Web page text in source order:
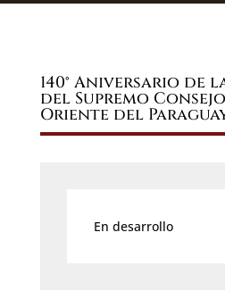
140° Aniversario de
del Supremo
Oriente del
En desarrollo